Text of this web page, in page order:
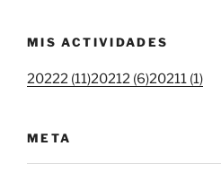
MIS ACTIVIDADES
20222 (11)20212 (6)20211 (1)
META